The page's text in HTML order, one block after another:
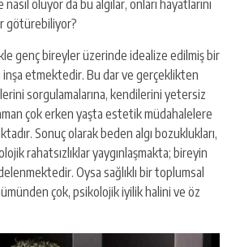
nasıl oluyor da bu algılar, onları hayatlarını
götürebiliyor?
genç bireyler üzerinde idealize edilmiş bir
inşa etmektedir. Bu dar ve gerçeklikten
sorgulamalarına, kendilerini yetersiz
çok erken yaşta estetik müdahalelere
Sonuç olarak beden algı bozuklukları,
rahatsızlıklar yaygınlaşmakta; bireyin
Oysa sağlıklı bir toplumsal
çok, psikolojik iyilik halini ve öz